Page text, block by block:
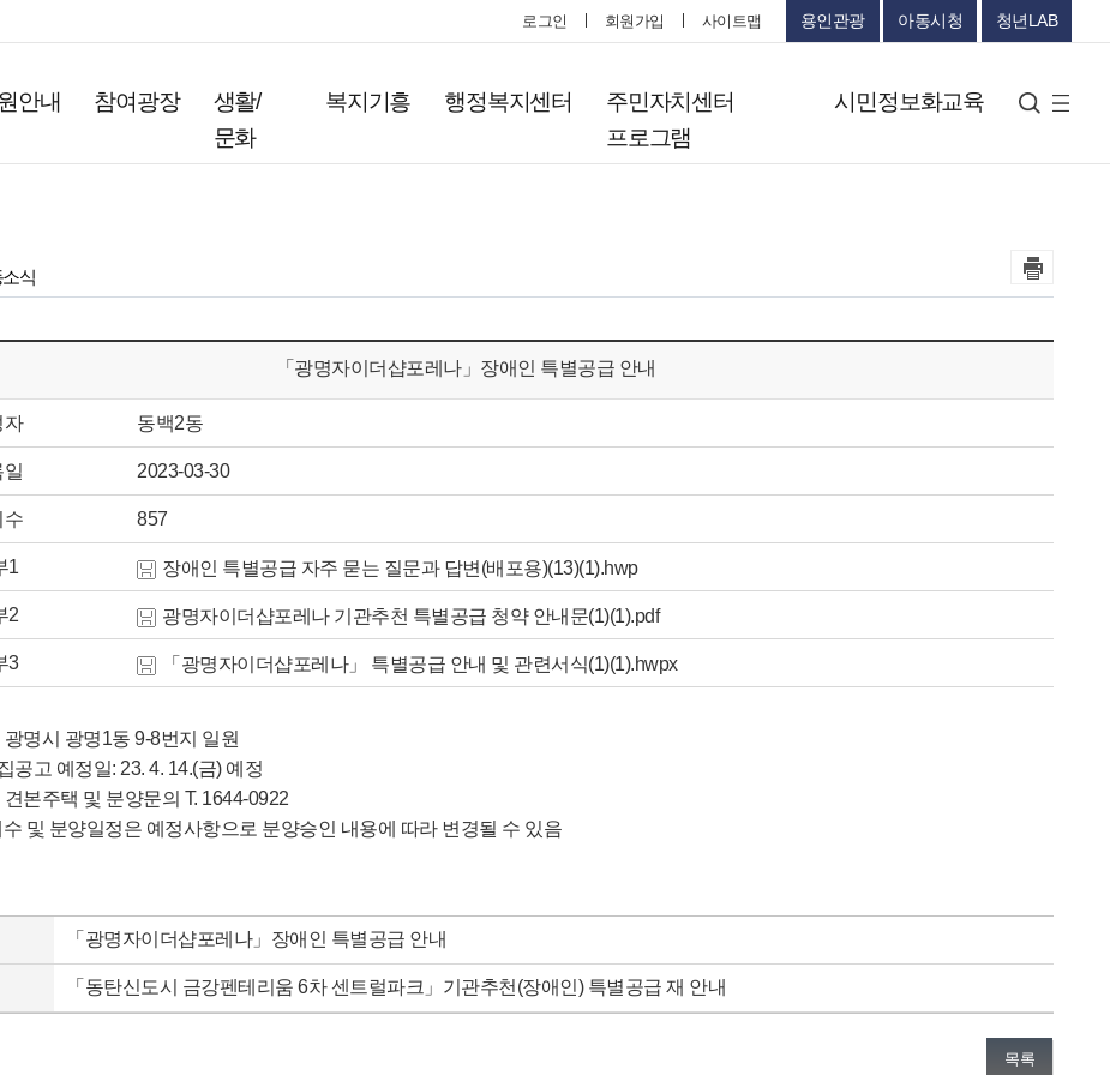
로그인 회원가입 사이트맵 용인관광 아동시청 청년LAB
안내 참여광장
생활/
문화
복지기흥 행정복지센터
주민자치센터
프로그램
시민정보화교육 검색
사
트
소식
「광명자이더샵포레나」장애인 특별공급 안내
자 동백2동
일 2023-03-30
수 857
1 장애인 특별공급 자주 묻는 질문과 답변(배포용)(13)(1).hwp
2 광명자이더샵포레나 기관추천 특별공급 청약 안내문(1)(1).pdf
3 「광명자이더샵포레나」 특별공급 안내 및 관련서식(1)(1).hwpx
명시 광명1동 9-8번지 일원
공고 예정일: 23. 4. 14.(금) 예정
본주택 및 분양문의 T. 1644-0922
및 분양일정은 예정사항으로 분양승인 내용에 따라 변경될 수 있음
「광명자이더샵포레나」장애인 특별공급 안내
「동탄신도시 금강펜테리움 6차 센트럴파크」기관추천(장애인) 특별공급 재 안내
목록